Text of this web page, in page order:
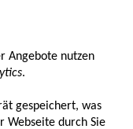
Angebote nutzen
.
gespeichert, was
Webseite durch Sie